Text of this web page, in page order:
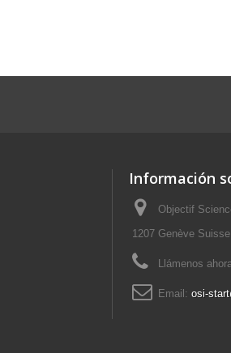
Información
Objectif
1207 Genève Suisse
Llámenos
Email: osi-